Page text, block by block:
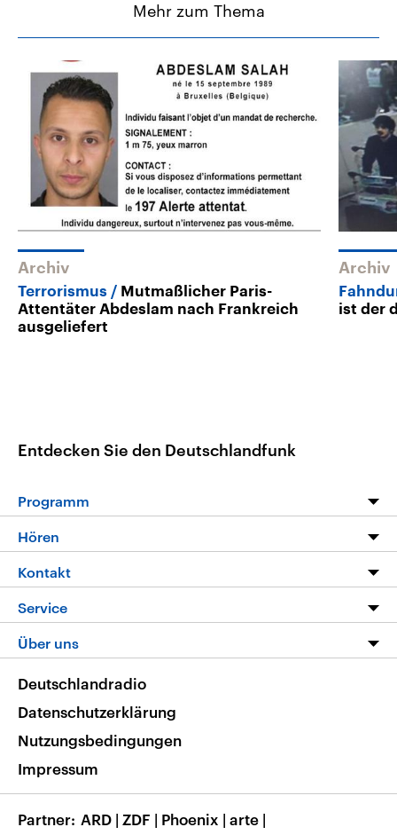
Mehr zum Thema
Archiv
Terrorismus
Mutmaßlicher Paris-
Attentäter Abdeslam nach Frankreich
ausgeliefert
Archiv
ist der
Entdecken Sie den Deutschlandfunk
Programm
Programm
Die Nachrichten
Nachrichtenleicht
Neue Beiträge auf dlf.de
Hören
Livestream
Podcasts
Deutschlandfunk App
Nachrichten App
Frequenzen
Kontakt
Hörerservice
Service
FAQ
Veranstaltungen
Musikliste
RSS
Über uns
Barrierefreiheit
Deutschlandradio
Datenschutzerklärung
Nutzungsbedingungen
Impressum
Partner ARD | ZDF | Phoenix | arte |